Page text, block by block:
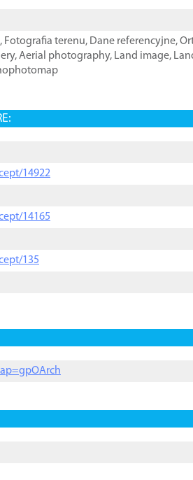
, Fotografia terenu, Dane referencyjne,
,Aerial photography, Land image,
14922
14165
135